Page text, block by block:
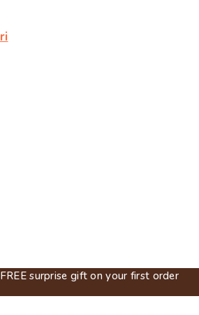
surprise gift on your first order